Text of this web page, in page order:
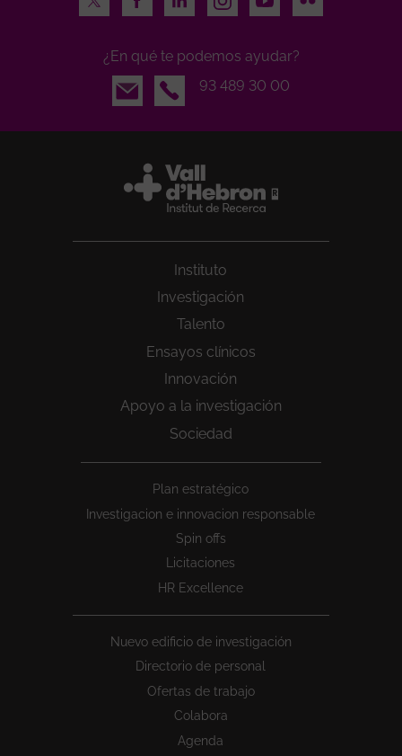
¿En qué te podemos ayudar?
Email
93 489 30 00
Instituto
Investigación
Talento
Ensayos clínicos
Innovación
Apoyo a la investigación
Sociedad
Plan estratégico
Investigacion e innovacion responsable
Spin offs
Licitaciones
HR Excellence
Nuevo edificio de investigación
Directorio de personal
Ofertas de trabajo
Colabora
Agenda